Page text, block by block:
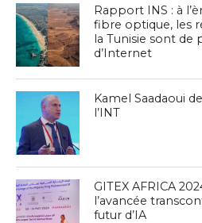
Rapport INS : à
fibre optique, les
la Tunisie sont de
d’Internet
Kamel Saadaoui
l’INT
GITEX AFRICA
l’avancée
futur d’IA